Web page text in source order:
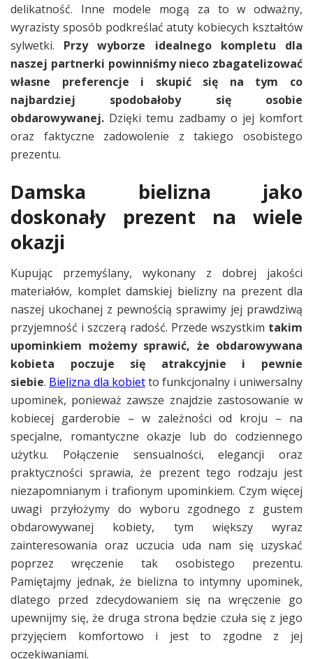
delikatność. Inne modele mogą za to w odważny,
wyrazisty sposób podkreślać atuty kobiecych kształtów
sylwetki. Przy wyborze idealnego kompletu dla
naszej partnerki powinniśmy nieco zbagatelizować
własne preferencje i skupić się na tym co
najbardziej spodobałoby się osobie
obdarowywanej. Dzięki temu zadbamy o jej komfort
oraz faktyczne zadowolenie z takiego osobistego
prezentu.
Damska bielizna jako
doskonały prezent na wiele
okazji
Kupując przemyślany, wykonany z dobrej jakości
materiałów, komplet damskiej bielizny na prezent dla
naszej ukochanej z pewnością sprawimy jej prawdziwą
przyjemność i szczerą radość. Przede wszystkim takim
upominkiem możemy sprawić, że obdarowywana
kobieta poczuje się atrakcyjnie i pewnie
siebie. Bielizna dla kobietto funkcjonalny i uniwersalny
upominek, ponieważ zawsze znajdzie zastosowanie w
kobiecej garderobie – w zależności od kroju – na
specjalne, romantyczne okazje lub do codziennego
użytku. Połączenie sensualności, elegancji oraz
praktyczności sprawia, że prezent tego rodzaju jest
niezapomnianym i trafionym upominkiem. Czym więcej
uwagi przyłożymy do wyboru zgodnego z gustem
obdarowywanej kobiety, tym większy wyraz
zainteresowania oraz uczucia uda nam się uzyskać
poprzez wręczenie tak osobistego prezentu.
Pamiętajmy jednak, że bielizna to intymny upominek,
dlatego przed zdecydowaniem się na wręczenie go
upewnijmy się, że druga strona będzie czuła się z jego
przyjęciem komfortowo i jest to zgodne z jej
oczekiwaniami.